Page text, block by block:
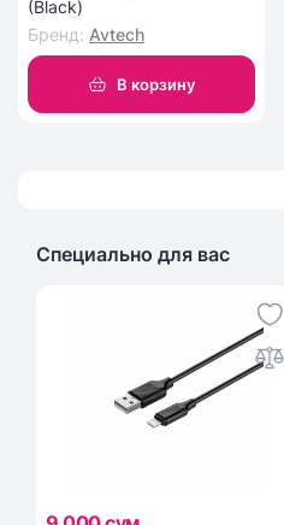
(Black)
Бренд: Avtech
В корзину
Специально для вас